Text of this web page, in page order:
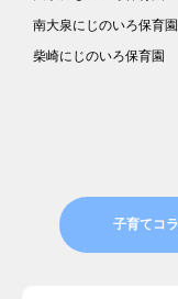
南大泉にじのいろ保育園
柴崎にじのいろ保育園
子育てコ